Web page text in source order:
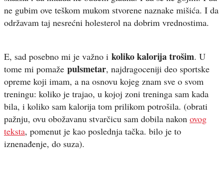
ne gubim ove teškom mukom stvorene naznake mišića. I da
održavam taj nesrećni holesterol na dobrim vrednostima.
E, sad posebno mi je važno i koliko kalorija trošim. U
tome mi pomaže pulsmetar, najdragoceniji deo sportske
opreme koji imam, a na osnovu kojeg znam sve o svom
treningu: koliko je trajao, u kojoj zoni treninga sam kada
bila, i koliko sam kalorija tom prilikom potrošila. (obrati
pažnju, ovu obožavanu stvarčicu sam dobila nakon ovog
teksta, pomenut je kao poslednja tačka. bilo je to
iznenađenje, do suza).